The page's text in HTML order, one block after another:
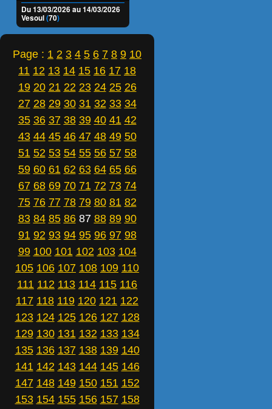
Du 13/03/2026 au 14/03/2026
Vesoul(70)
Page : 1 2 3 4 5 6 7 8 9 10
11 12 13 14 15 16 17 18
19 20 21 22 23 24 25 26
27 28 29 30 31 32 33 34
35 36 37 38 39 40 41 42
43 44 45 46 47 48 49 50
51 52 53 54 55 56 57 58
59 60 61 62 63 64 65 66
67 68 69 70 71 72 73 74
75 76 77 78 79 80 81 82
83 84 85 86 87 88 89 90
91 92 93 94 95 96 97 98
99 100 101 102 103 104
105 106 107 108 109 110
111 112 113 114 115 116
117 118 119 120 121 122
123 124 125 126 127 128
129 130 131 132 133 134
135 136 137 138 139 140
141 142 143 144 145 146
147 148 149 150 151 152
153 154 155 156 157 158